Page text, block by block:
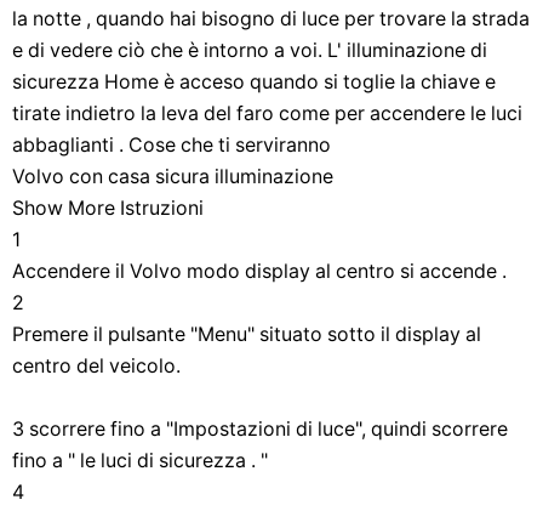
la notte , quando hai bisogno di luce per trovare la strada
e di vedere ciò che è intorno a voi. L' illuminazione di
sicurezza Home è acceso quando si toglie la chiave e
tirate indietro la leva del faro come per accendere le luci
abbaglianti . Cose che ti serviranno
Volvo con casa sicura illuminazione
Show More Istruzioni
1
Accendere il Volvo modo display al centro si accende .
2
Premere il pulsante "Menu" situato sotto il display al
centro del veicolo.
3 scorrere fino a "Impostazioni di luce", quindi scorrere
fino a " le luci di sicurezza . "
4